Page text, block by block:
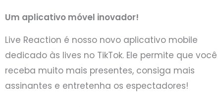
Um aplicativo móvel inovador!
Live Reaction é nosso novo aplicativo mobile
dedicado às lives no TikTok. Ele permite que você
receba muito mais presentes, consiga mais
assinantes e entretenha os espectadores!